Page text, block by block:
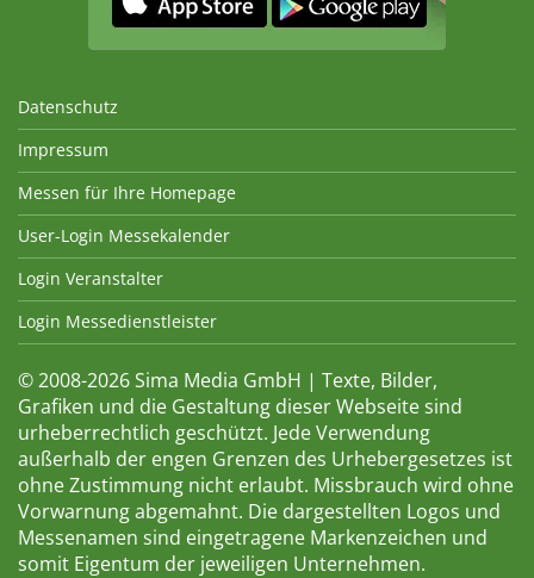
Datenschutz
Impressum
Messen für Ihre Homepage
User-Login Messekalender
Login Veranstalter
Login Messedienstleister
© 2008-2026 Sima Media GmbH | Texte, Bilder,
Grafiken und die Gestaltung dieser Webseite sind
urheberrechtlich geschützt. Jede Verwendung
außerhalb der engen Grenzen des Urhebergesetzes ist
ohne Zustimmung nicht erlaubt. Missbrauch wird ohne
Vorwarnung abgemahnt. Die dargestellten Logos und
Messenamen sind eingetragene Markenzeichen und
somit Eigentum der jeweiligen Unternehmen.